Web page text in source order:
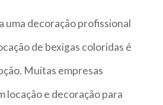
uma decoração profissional
de bexigas coloridas é
Muitas empresas
locação e decoração para